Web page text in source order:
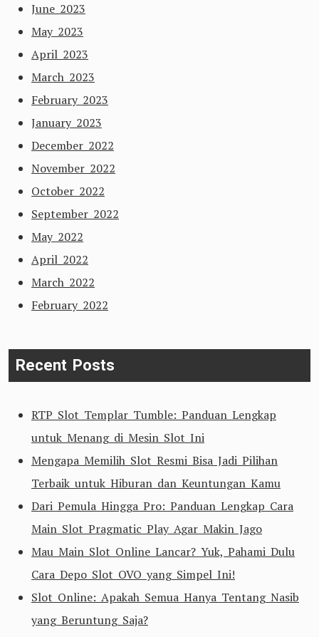
June 2023
May 2023
April 2023
March 2023
February 2023
January 2023
December 2022
November 2022
October 2022
September 2022
May 2022
April 2022
March 2022
February 2022
Recent Posts
RTP Slot Templar Tumble: Panduan Lengkap
untuk Menang di Mesin Slot Ini
Mengapa Memilih Slot Resmi Bisa Jadi Pilihan
Terbaik untuk Hiburan dan Keuntungan Kamu
Dari Pemula Hingga Pro: Panduan Lengkap Cara
Main Slot Pragmatic Play Agar Makin Jago
Mau Main Slot Online Lancar? Yuk, Pahami Dulu
Cara Depo Slot OVO yang Simpel Ini!
Slot Online: Apakah Semua Hanya Tentang Nasib
yang Beruntung Saja?